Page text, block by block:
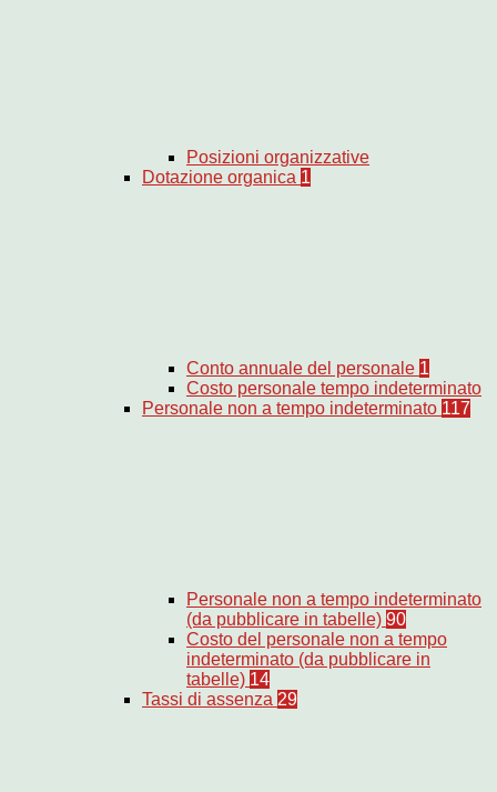
Posizioni organizzative
Dotazione organica 1
Conto annuale del personale 1
Costo personale tempo indeterminato
Personale non a tempo indeterminato 117
Personale non a tempo indeterminato
(da pubblicare in tabelle) 90
Costo del personale non a tempo
indeterminato (da pubblicare in
tabelle) 14
Tassi di assenza 29